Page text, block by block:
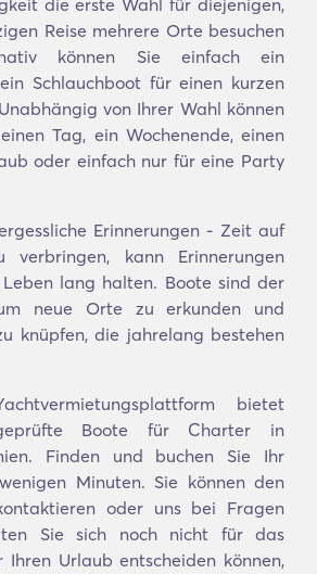
die erste Wahl für diejenigen,
Reise mehrere Orte besuchen
können Sie einfach ein
Schlauchboot für einen kurzen
von Ihrer Wahl können
Tag, ein Wochenende, einen
oder einfach nur für eine Party
Erinnerungen - Zeit auf
verbringen, kann Erinnerungen
lang halten. Boote sind der
neue Orte zu erkunden und
knüpfen, die jahrelang bestehen
bietet
Boote für Charter in
Finden und buchen Sie Ihr
Minuten. Sie können den
oder uns bei Fragen
Sie sich noch nicht für das
Urlaub entscheiden können,